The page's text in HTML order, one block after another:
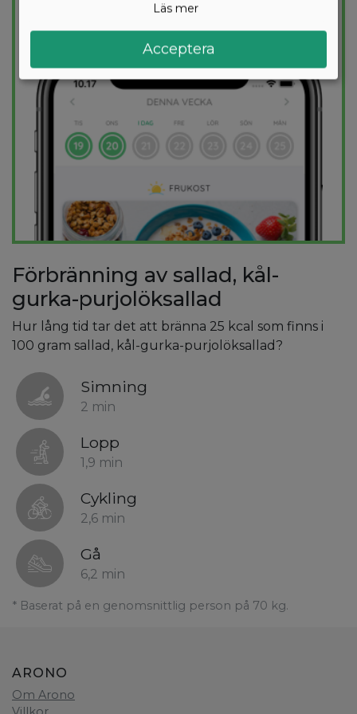
Förbränning av sallad, kål-
gurka-purjolöksallad
Hur lång tid tar det att bränna 25 kcal som finns i
100 gram sallad, kål-gurka-purjolöksallad?
Simning
2 min
Lopp
1,9 min
Cykling
2,6 min
Gå
6,2 min
* Baserat på en genomsnittlig person på 70 kg.
ARONO
Om Arono
Läs mer
Acceptera